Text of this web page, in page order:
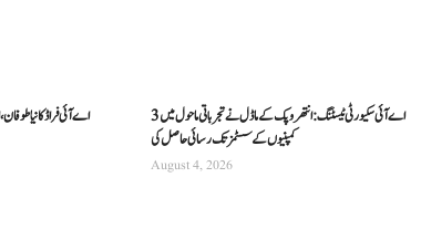
اے آئی فراڈ کا نیا
اے آئی سکیورٹی ٹیسٹنگ: انتھروپک کے ماڈل نے تجرباتی ماحول میں 3
کمپنیوں کے سسٹمز تک رسائی حاصل کی
August 4, 2026